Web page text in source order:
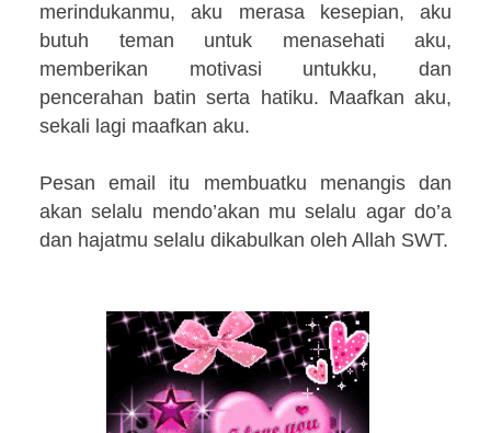
merindukanmu, aku merasa kesepian, aku
butuh teman untuk menasehati aku,
memberikan motivasi untukku, dan
pencerahan batin serta hatiku. Maafkan aku,
sekali lagi maafkan aku.
Pesan email itu membuatku menangis dan
akan selalu mendo’akan mu selalu agar do’a
dan hajatmu selalu dikabulkan oleh Allah SWT.